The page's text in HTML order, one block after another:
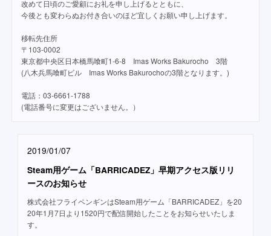
改めて日頃のご愛顧にお礼を申し上げるとともに、
今後とも変わらぬお付き合いのほど宜しくお願い申し上げます。
移転先住所
〒103-0002
東京都中央区日本橋馬喰町1-6-8 Imas Works Bakurocho 3階
(八木兵馬喰町ビル Imas Works Bakurochoの3階となります。)
電話：03-6661-1788
(電話番号に変更はございません。）
2019/01/07
Steam用ゲーム「BARRICADEZ」早期アクセス版リリ
ースのお知らせ
株式会社フライペンギンはSteam用ゲーム「BARRICADEZ」を20
20年1月7日より1520円で配信開始したことをお知らせいたしま
す。